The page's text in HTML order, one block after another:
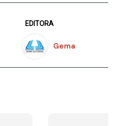
EDITORA
Gema